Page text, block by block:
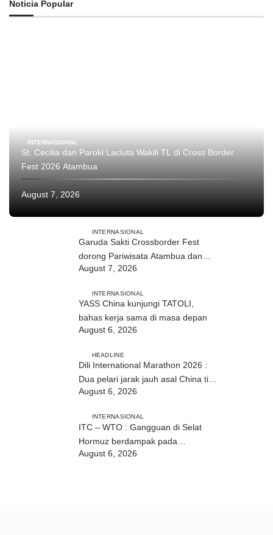
Noticia Popular
INTERNASIONAL
St. Cecilia dan Paroki Lacluta Wakili TL di Cross Border
August 7, 2026
INTERNASIONAL
Garuda Sakti Crossborder Fest
dorong Pariwisata Atambua dan
August 7, 2026
INTERNASIONAL
YASS China kunjungi TATOLI,
bahas kerja sama di masa depan
August 6, 2026
HEADLINE
Dili International Marathon 2026 :
Dua pelari jarak jauh asal China tiba
di Dili
August 6, 2026
INTERNASIONAL
ITC – WTO : Gangguan di Selat
Hormuz berdampak pada
perdagangan energi, pupuk, dan
August 6, 2026